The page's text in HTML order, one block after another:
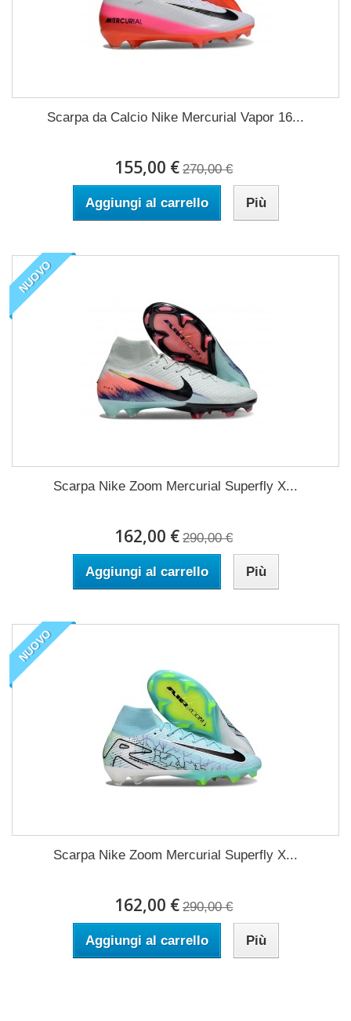
Scarpa da Calcio Nike Mercurial Vapor 16...
155,00 € 270,00 €
Aggiungi al carrello Più
NUOVO
Scarpa Nike Zoom Mercurial Superfly X...
162,00 € 290,00 €
Aggiungi al carrello Più
NUOVO
Scarpa Nike Zoom Mercurial Superfly X...
162,00 € 290,00 €
Aggiungi al carrello Più